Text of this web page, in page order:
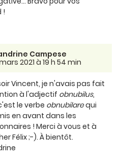
!
Campese
2021 à 19 h 54 min
Vincent, je n'avais pas fait
à l'adjectif obnubilus,
le verbe obnubilarequi
en avant dans les
! Merci à vous et à
Félix ;-). À bientôt.